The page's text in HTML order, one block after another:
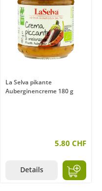
La Selva pikante
Auberginencreme 180 g
5.80 CHF
Details